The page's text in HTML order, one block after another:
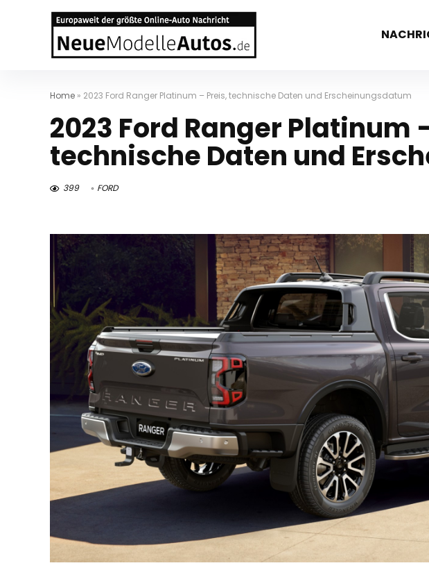
Home » 2023 Ford Ranger Platinum – Preis, technische Daten und Erscheinungsdatum
2023 Ford Ranger Platinum
technische Daten und
399 FORD